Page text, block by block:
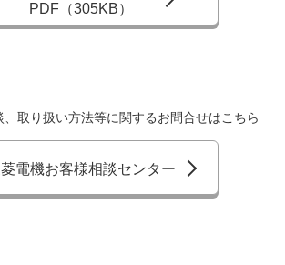
PDF（305KB）
取り扱い方法等に関するお問合せはこちら
電機お客様相談センター